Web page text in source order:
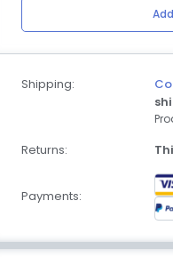
Shipping:
Returns:
Payments: